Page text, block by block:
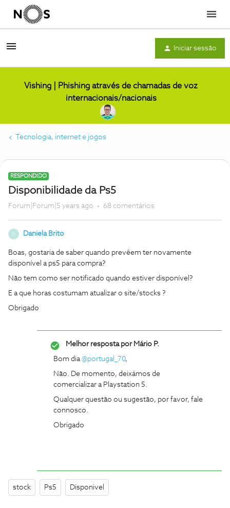
Menu
Iniciar sessão
Vishing | Phishing através de chamadas de voz
internacionais/nacionais
Tecnologia, internet e jogos
RESPONDIDO
Disponibilidade da Ps5
Forum|Forum|5 years ago 68 comentários
D Daniela Brito
Boas, gostaria de saber quando prevêem ter novamente
disponível a ps5 para compra?
Não tem como ser notificado quando estiver disponível?
E a que horas costumam atualizar o site/stocks ?
Obrigado
Melhor resposta porMário P.
Bom dia@portugal_70,
Não. De momento, deixámos de
comercializar a Playstation 5.
Qualquer questão ou sugestão, por favor, fale
connosco.
Obrigado
stock Ps5 Disponivel